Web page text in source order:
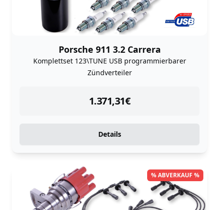
Porsche 911 3.2 Carrera
Komplettset 123\TUNE USB programmierbarer
Zündverteiler
1.371,31€
instock
Details
% ABVERKAUF %